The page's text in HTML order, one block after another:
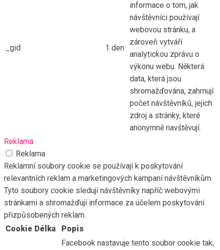
_gid 1 den
informace o tom, jak
návštěvníci používají
webovou stránku, a
zároveň vytváří
analytickou zprávu o
výkonu webu. Některá
data, která jsou
shromažďována, zahrnují
počet návštěvníků, jejich
zdroj a stránky, které
anonymně navštěvují.
Reklama
Reklama
Reklamní soubory cookie se používají k poskytování
relevantních reklam a marketingových kampaní návštěvníkům.
Tyto soubory cookie sledují návštěvníky napříč webovými
stránkami a shromažďují informace za účelem poskytování
přizpůsobených reklam.
Cookie Délka Popis
Facebook nastavuje tento soubor cookie tak,